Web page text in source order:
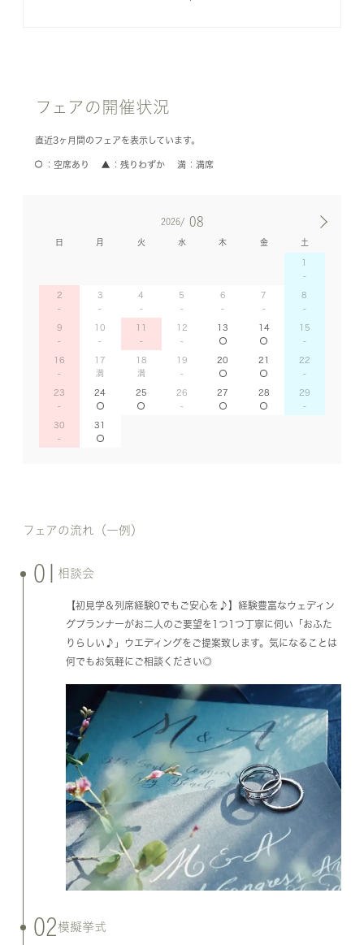
フェアの開催状況
直近3ヶ月間のフェアを表示しています。
空席あり 残りわずか 満席
2026/ 08
日 月 火 水 木 金 土
1
2 3 4 5 6 7 8
9 10 11 12 13 14 15
16 17 18 19 20 21 22
23 24 25 26 27 28 29
30 31
フェアの流れ（一例）
01 相談会
【初見学＆列席経験0でもご安心を♪】経験豊富なウェディン
グプランナーがお二人のご要望を1つ1つ丁寧に伺い「おふた
りらしい♪」ウエディングをご提案致します。気になることは
何でもお気軽にご相談ください◎
02 模擬挙式